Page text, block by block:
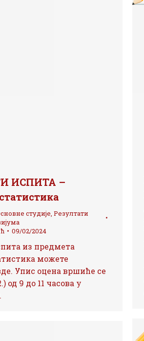
ИСПИТА –
студије, Резултати
09/02/2024
из предмета
можете
Упис оцена вршиће се
од 9 до 11 часова у